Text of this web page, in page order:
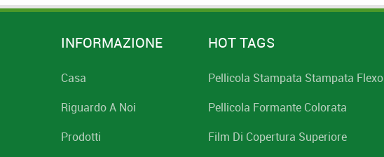
INFORMAZIONE
Casa
Riguardo A Noi
Prodotti
HOT TAGS
Pellicola Stampata Stampata Flexo
Pellicola Formante Colorata
Film Di Copertura Superiore